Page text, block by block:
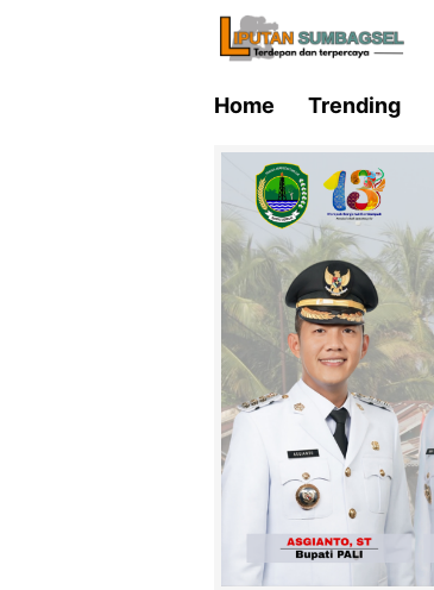
Home Trending